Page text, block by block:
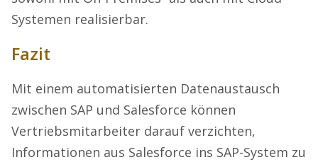
Systemen realisierbar.
Fazit
Mit einem automatisierten Datenaustausch
zwischen SAP und Salesforce können
Vertriebsmitarbeiter darauf verzichten,
Informationen aus Salesforce ins SAP-System zu